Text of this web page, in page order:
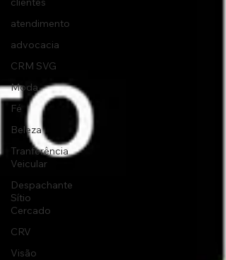
atendimento
advocacia
CRM SVG
Moda
Fé
Beleza
Tranferência
Veicular
Despachante
Sítio
Cercado
CRV
Visão